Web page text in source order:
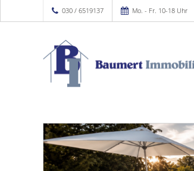
030 / 6519137 Mo. - Fr. 10-18 Uhr